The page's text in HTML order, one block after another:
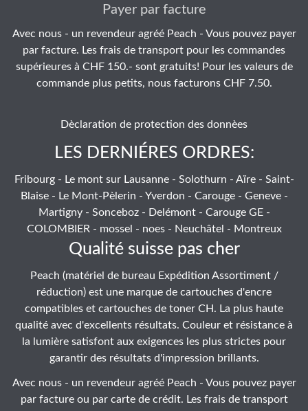
Payer par facture
Avec nous - un revendeur agréé Peach - Vous pouvez payer
par facture. Les frais de transport pour les commandes
supérieures à CHF 150.- sont gratuits! Pour les valeurs de
commande plus petits, nous facturons CHF 7.50.
Dèclaration de protection des donnèes
LES DERNIÉRES ORDRES:
Fribourg - Le mont sur Lausanne - Solothurn - Aïre - Saint-
Blaise - Le Mont-Pèlerin - Yverdon - Carouge - Geneve -
Martigny - Sonceboz - Delémont - Carouge GE -
COLOMBIER - mossel - noes - Neuchâtel - Montreux
Qualité suisse pas cher
Peach (matériel de bureau Expédition Assortiment /
réduction) est une marque de cartouches d'encre
compatibles et cartouches de toner CH. La plus haute
qualité avec d'excellents résultats. Couleur et résistance à
la lumière satisfont aux exigences les plus strictes pour
garantir des résultats d'impression brillants.
Avec nous - un revendeur agréé Peach - Vous pouvez payer
par facture ou par carte de crédit. Les frais de transport